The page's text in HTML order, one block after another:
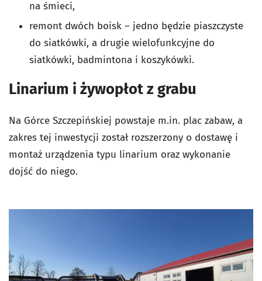
na śmieci,
remont dwóch boisk – jedno będzie piaszczyste
do siatkówki, a drugie wielofunkcyjne do
siatkówki, badmintona i koszykówki.
Linarium i żywopłot z grabu
Na Górce Szczepińskiej powstaje m.in. plac zabaw, a
zakres tej inwestycji został rozszerzony o dostawę i
montaż urządzenia typu linarium oraz wykonanie
dojść do niego.